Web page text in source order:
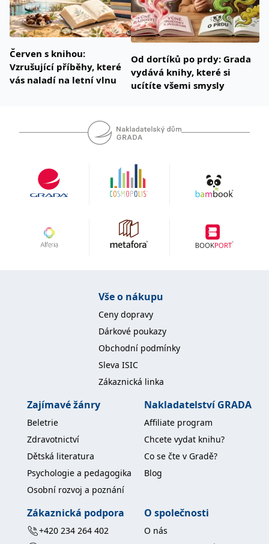
Červen s knihou:
Vzrušující příběhy, které
vás naladí na letní vlnu
Od dortíků po prdy: Grada
vydává knihy, které si
ucítíte všemi smysly
Vše o nákupu
Ceny dopravy
Dárkové poukazy
Obchodní podmínky
Sleva ISIC
Zákaznická linka
Zajímavé žánry
Beletrie
Zdravotnictví
Dětská literatura
Psychologie a pedagogika
Osobní rozvoj a poznání
Nakladatelství GRADA
Affiliate program
Chcete vydat knihu?
Co se čte v Gradě?
Blog
Zákaznická podpora
+420 234 264 402
O společnosti
O nás